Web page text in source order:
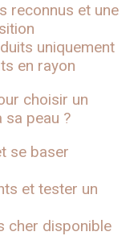
reconnus et une
uniquement
en rayon
choisir un
sa peau ?
se baser
et tester un
cher disponible